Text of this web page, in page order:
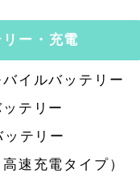
ー・充電
イルバッテリー
テリー
テリー
速充電タイプ）